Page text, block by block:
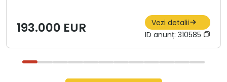
193.000 EUR
Vezi detalii
ID anunț: 310585